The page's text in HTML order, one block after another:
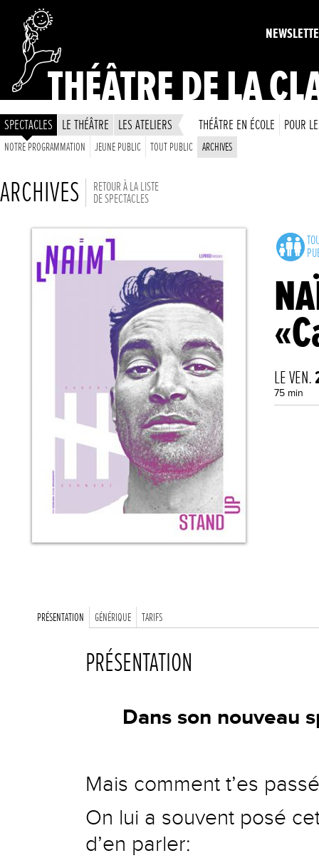
THÉÂTRE DE LA
SPECTACLES
NOTRE PROGRAMMATION JEUNE PUBLIC TOUT PUBLIC ARCHIVES
LE THÉÂTRE LES ATELIERS THÉÂTRE EN ÉCOLE POUR
ARCHIVES RETOUR À LA LISTE
DE SPECTACLES
LE VEN.
75 min
PRÉSENTATION GÉNÉRIQUE TARIFS
PRÉSENTATION
Dans son nouveau
Mais comment t’es
On lui a souvent posé
d’en parler: